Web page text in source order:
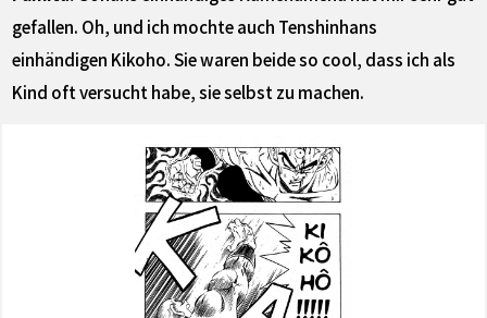
gefallen. Oh, und ich mochte auch Tenshinhans
einhändigen Kikoho. Sie waren beide so cool, dass ich als
Kind oft versucht habe, sie selbst zu machen.